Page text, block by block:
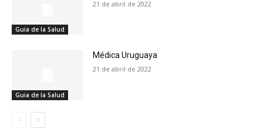
Guia de la Salud
21 de abril de 2022
Guia de la Salud
Médica Uruguaya
21 de abril de 2022